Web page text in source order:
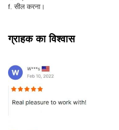
f. सील करना।
ग्राहक का विश्वास